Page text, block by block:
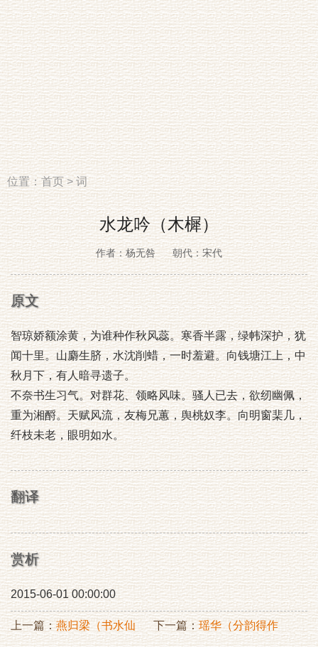
位置：首页>词
水龙吟（木樨）
作者：杨无咎 朝代：宋代
原文
智琼娇额涂黄，为谁种作秋风蕊。寒香半露，绿帏深护，犹
闻十里。山麝生脐，水沈削蜡，一时羞避。向钱塘江上，中
秋月下，有人暗寻遗子。
不奈书生习气。对群花、领略风味。骚人已去，欲纫幽佩，
重为湘酹。天赋风流，友梅兄蕙，舆桃奴李。向明窗棐几，
纤枝未老，眼明如水。
翻译
赏析
2015-06-01 00:00:00
上一篇：燕归梁（书水仙 下一篇：瑶华（分韵得作